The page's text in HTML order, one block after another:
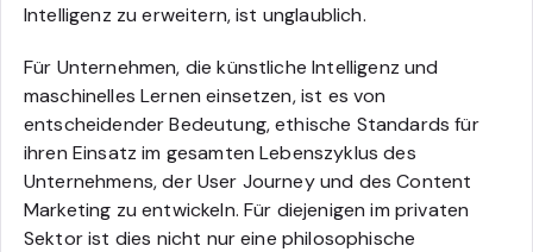
Intelligenz zu erweitern, ist unglaublich.
Für Unternehmen, die künstliche Intelligenz und
maschinelles Lernen einsetzen, ist es von
entscheidender Bedeutung, ethische Standards für
ihren Einsatz im gesamten Lebenszyklus des
Unternehmens, der User Journey und des Content
Marketing zu entwickeln. Für diejenigen im privaten
Sektor ist dies nicht nur eine philosophische